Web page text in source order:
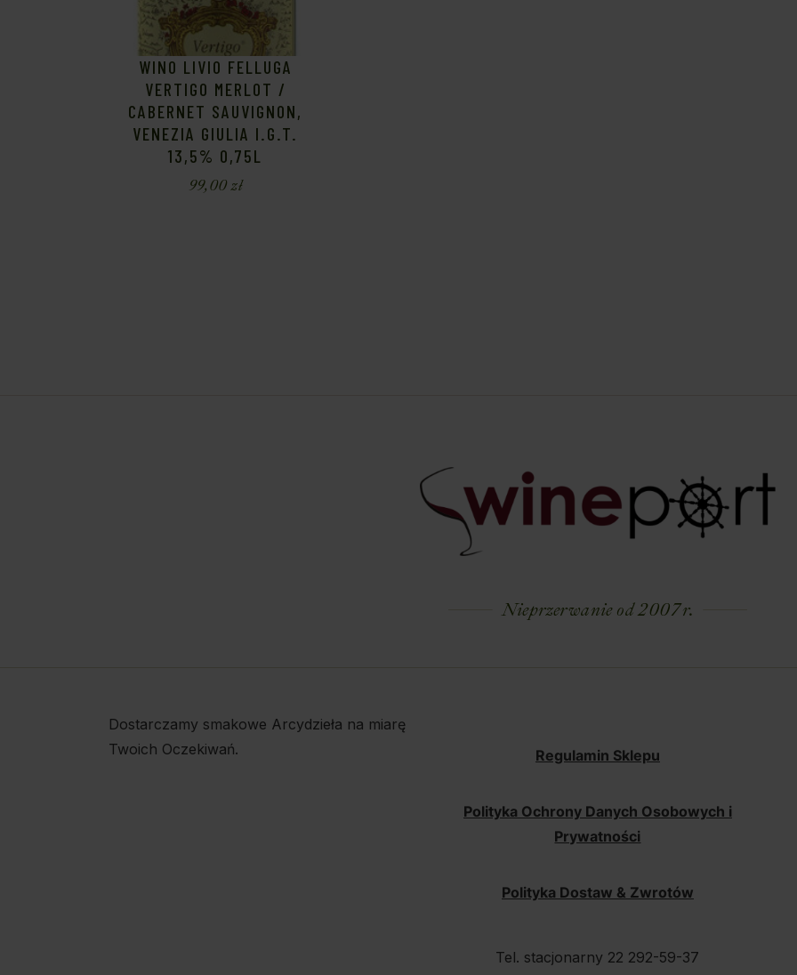
WINO LIVIO FELLUGA
VERTIGO MERLOT /
CABERNET SAUVIGNON,
VENEZIA GIULIA I.G.T.
13,5% 0,75L
99,00zł
Nieprzerwanie od 2007 r.
Dostarczamy smakowe Arcydzieła na miarę
Twoich Oczekiwań.
Regulamin Sklepu
Polityka Ochrony Danych Osobowych i
Prywatności
Polityka Dostaw & Zwrotów
Tel. stacjonarny 22 292-59-37